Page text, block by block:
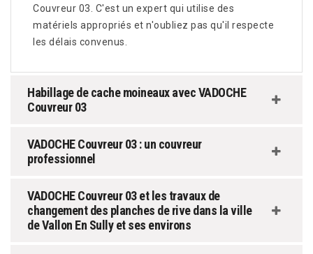
Couvreur 03. C'est un expert qui utilise des
matériels appropriés et n'oubliez pas qu'il respecte
les délais convenus.
Habillage de cache moineaux avec VADOCHE
Couvreur 03
VADOCHE Couvreur 03 : un couvreur
professionnel
VADOCHE Couvreur 03 et les travaux de
changement des planches de rive dans la ville
de Vallon En Sully et ses environs